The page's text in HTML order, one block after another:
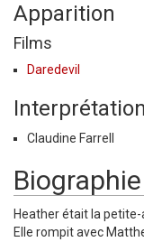
Apparition
Films
Daredevil
Interprétation
Claudine Farrell
Biographie
Heather était la
Elle rompit avec